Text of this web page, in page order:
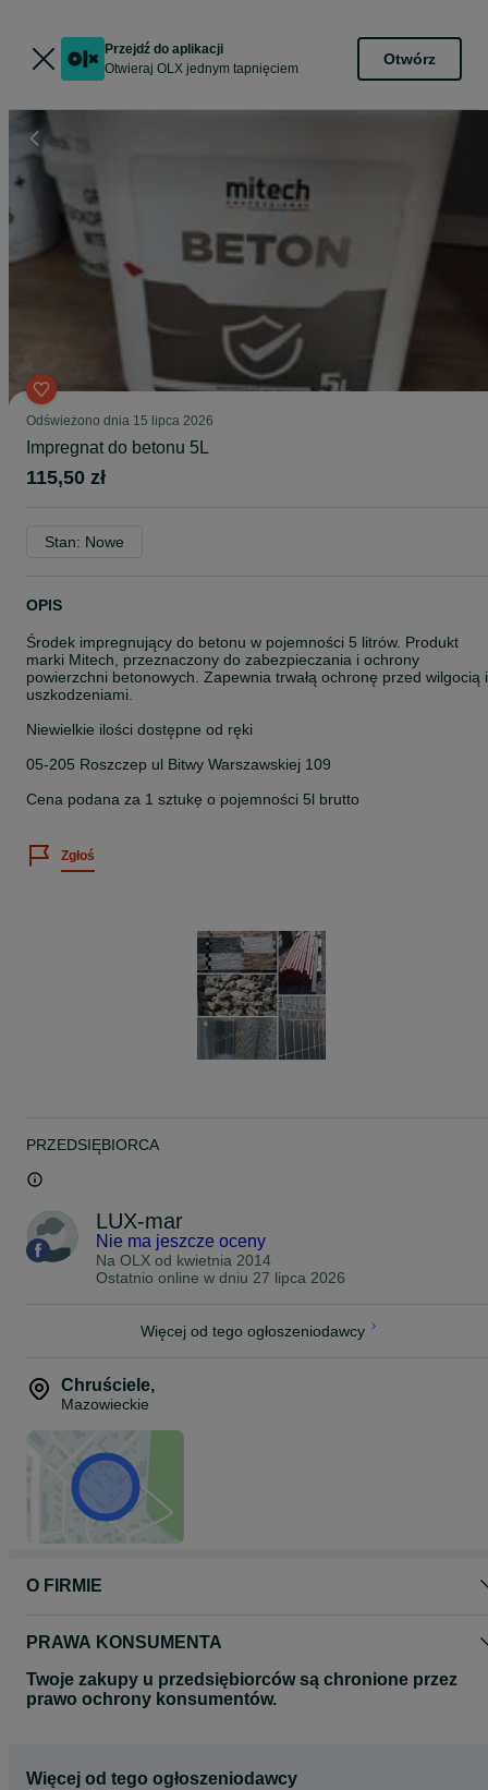
Przejdź do aplikacji
Otwieraj OLX jednym tapnięciem
Otwórz
Odświeżono dnia 15 lipca 2026
Impregnat do betonu 5L
115,50 zł
Stan: Nowe
OPIS
Środek impregnujący do betonu w pojemności 5 litrów. Produkt
marki Mitech, przeznaczony do zabezpieczania i ochrony
powierzchni betonowych. Zapewnia trwałą ochronę przed wilgocią i
uszkodzeniami.
Niewielkie ilości dostępne od ręki
05-205 Roszczep ul Bitwy Warszawskiej 109
Cena podana za 1 sztukę o pojemności 5l brutto
Zgłoś
PRZEDSIĘBIORCA
LUX-mar
Nie ma jeszcze oceny
Na OLX od kwietnia 2014
Ostatnio online w dniu 27 lipca 2026
Więcej od tego ogłoszeniodawcy
Chruściele,
Mazowieckie
O FIRMIE
PRAWA KONSUMENTA
Twoje zakupy u przedsiębiorców są chronione przez
prawo ochrony konsumentów.
Więcej od tego ogłoszeniodawcy